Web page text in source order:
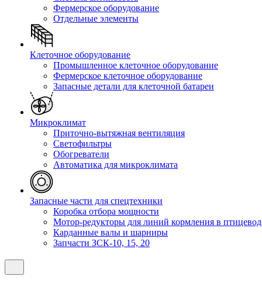
Фермерское оборудование
Отдельные элементы
Клеточное оборудование
Промышленное клеточное оборудование
Фермерское клеточное оборудование
Запасные детали для клеточной батареи
Микроклимат
Приточно-вытяжная вентиляция
Светофильтры
Обогреватели
Автоматика для микроклимата
Запасные части для спецтехники
Коробка отбора мощности
Мотор-редукторы для линий кормления в
Карданные валы и шарниры
Запчасти ЗСК-10, 15, 20